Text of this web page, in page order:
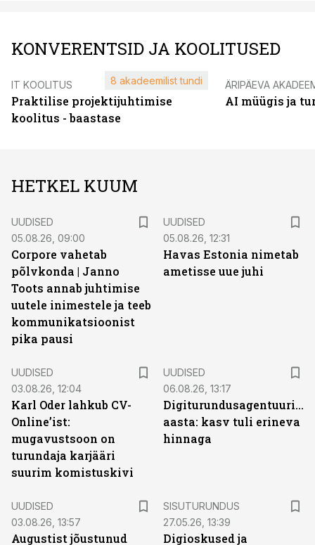
KONVERENTSID JA KOOLITUSED
IT KOOLITUS
Praktilise projektijuhtimise
koolitus - baastase
8 akadeemilist tundi ÄRIPÄEVA
AI müügis ja
HETKEL KUUM
UUDISED
05.08.26, 09:00
Corpore vahetab
põlvkonda | Janno
Toots annab juhtimise
uutele inimestele ja teeb
kommunikatsioonist
pika pausi
UUDISED
05.08.26, 12:31
Havas Estonia nimetab
ametisse uue juhi
UUDISED
03.08.26, 12:04
Karl Oder lahkub CV-
Online’ist:
mugavustsoon on
turundaja karjääri
suurim komistuskivi
UUDISED
06.08.26, 13:17
Digiturundusagentuuride
aasta: kasv tuli erineva
hinnaga
UUDISED
03.08.26, 13:57
Augustist jõustunud
SISUTURUNDUS
27.05.26, 13:39
Digioskused ja